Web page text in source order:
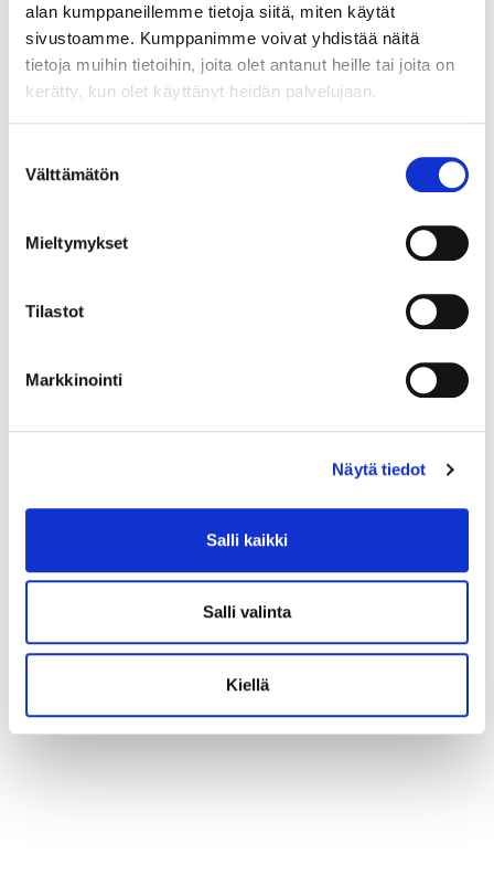
alan kumppaneillemme tietoja siitä, miten käytät
sivustoamme. Kumppanimme voivat yhdistää näitä
tietoja muihin tietoihin, joita olet antanut heille tai joita on
kerätty, kun olet käyttänyt heidän palvelujaan.
valinta
Välttämätön
Mieltymykset
Tilastot
Markkinointi
Näytä tiedot
Salli kaikki
Salli valinta
Kiellä
• haju
Hyvä sisäilma parantaa paitsi tilan viihtyvyyttä, niin
myös vähentää sairauksia ja nostattaa työtehoa. Se on
hajutonta eikä siinä ei ole terveydelle haitallisia
sisustuslevyt, on siis mahdollista vaikuttaa sisäilman
parempaan laatuun.
Tutustu mallistoomme »
Tutustu Aluco Original sisustuslevyille myönnettyyn
Tutustu Rakennustiedon ylläpitämään
rekisteriin »